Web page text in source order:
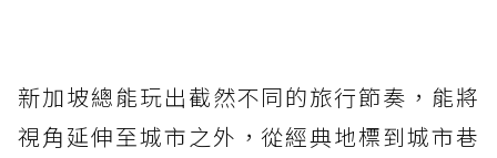
新加坡總能玩出截然不同的旅行節奏，能將
視角延伸至城市之外，從經典地標到城市巷